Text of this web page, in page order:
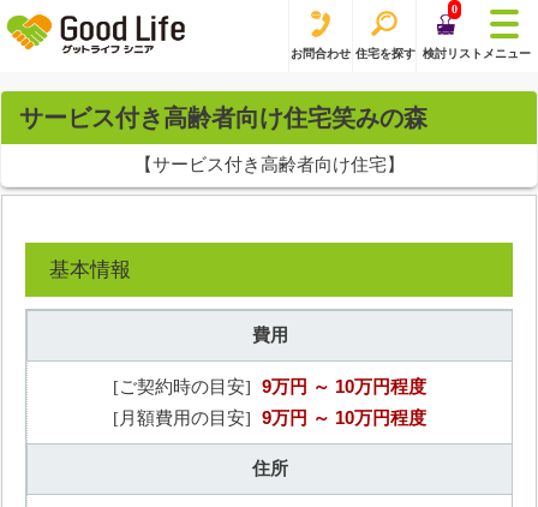
お問合わせ 住宅を探す
0
検討リスト メニュー
サービス付き高齢者向け住宅笑みの森
【サービス付き高齢者向け住宅】
基本情報
費用
[ご契約時の目安] 9万円 ～ 10万円程度
[月額費用の目安] 9万円 ～ 10万円程度
住所